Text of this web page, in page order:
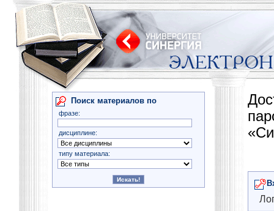
Поиск материалов по
фразе:
дисциплине:
типу материала: